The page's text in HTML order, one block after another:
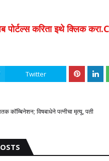
पोर्टल्स करिता इथे क्लिक
Twitter
कॉम्बिनेशन; विषबाधेने पत्नीचा मृत्यू, पती